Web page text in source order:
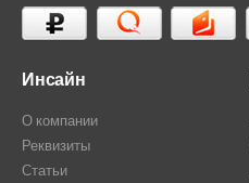
Инсайн
О компании
Реквизиты
Статьи